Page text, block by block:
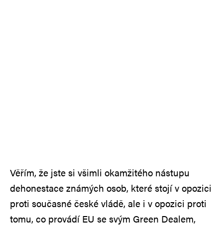
Věřím, že jste si všimli okamžitého nástupu
dehonestace známých osob, které stojí v opozici
proti současné české vládě, ale i v opozici proti
tomu, co provádí EU se svým Green Dealem,